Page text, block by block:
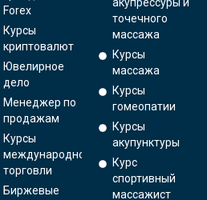
Forex
Курсы
криптовалют
Ювелирное
дело
Менеджер по
продажам
Курсы
международной
торговли
Биржевые
акупрессуры и
точечного
массажа
Курсы
массажа
Курсы
гомеопатии
Курсы
акупунктуры
Курс
спортивный
массажист